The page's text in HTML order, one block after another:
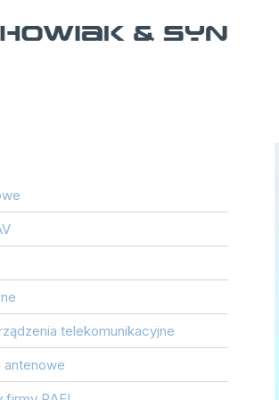
telekomunikacyjne
antenowe